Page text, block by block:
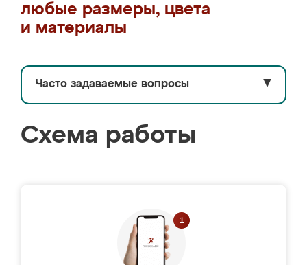
любые размеры, цвета
и материалы
Часто задаваемые вопросы ▼
Схема работы